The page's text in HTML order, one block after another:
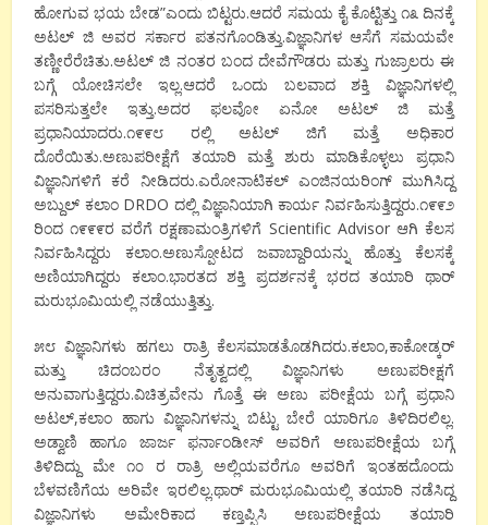
ಹೋಗುವ ಭಯ ಬೇಡ”ಎಂದು ಬಿಟ್ಟರು.ಆದರೆ ಸಮಯ ಕೈ ಕೊಟ್ಟಿತ್ತು ೧೩ ದಿನಕ್ಕೆ
ಅಟಲ್ ಜಿ ಅವರ ಸರ್ಕಾರ ಪತನಗೊಂಡಿತ್ತು.ವಿಜ್ಞಾನಿಗಳ ಆಸೆಗೆ ಸಮಯವೇ
ತಣ್ಣೀರೆರೆಚಿತು.ಅಟಲ್ ಜಿ ನಂತರ ಬಂದ ದೇವೆಗೌಡರು ಮತ್ತು ಗುಜ್ರಾಲರು ಈ
ಬಗ್ಗೆ ಯೋಚಿಸಲೇ ಇಲ್ಲ.ಆದರೆ ಒಂದು ಬಲವಾದ ಶಕ್ತಿ ವಿಜ್ಞಾನಿಗಳಲ್ಲಿ
ಪಸರಿಸುತ್ತಲೇ ಇತ್ತು.ಅದರ ಫಲವೋ ಏನೋ ಅಟಲ್ ಜಿ ಮತ್ತೆ
ಪ್ರಧಾನಿಯಾದರು.೧೯೯೮ ರಲ್ಲಿ ಅಟಲ್ ಜಿಗೆ ಮತ್ತೆ ಅಧಿಕಾರ
ದೊರೆಯಿತು.ಅಣುಪರೀಕ್ಷೆಗೆ ತಯಾರಿ ಮತ್ತೆ ಶುರು ಮಾಡಿಕೊಳ್ಳಲು ಪ್ರಧಾನಿ
ವಿಜ್ಞಾನಿಗಳಿಗೆ ಕರೆ ನೀಡಿದರು.ಎರೋನಾಟಿಕಲ್ ಎಂಜಿನಯರಿಂಗ್ ಮುಗಿಸಿದ್ದ
ಅಬ್ದುಲ್ ಕಲಾಂ DRDO ದಲ್ಲಿ ವಿಜ್ಞಾನಿಯಾಗಿ ಕಾರ್ಯ ನಿರ್ವಹಿಸುತ್ತಿದ್ದರು.೧೯೯೨
ರಿಂದ ೧೯೯೯ರ ವರೆಗೆ ರಕ್ಷಣಾಮಂತ್ರಿಗಳಿಗೆ Scientific Advisor ಆಗಿ ಕೆಲಸ
ನಿರ್ವಹಿಸಿದ್ದರು ಕಲಾಂ.ಅಣುಸ್ಪೋಟದ ಜವಾಬ್ದಾರಿಯನ್ನು ಹೊತ್ತು ಕೆಲಸಕ್ಕೆ
ಅಣಿಯಾಗಿದ್ದರು ಕಲಾಂ.ಭಾರತದ ಶಕ್ತಿ ಪ್ರದರ್ಶನಕ್ಕೆ ಭರದ ತಯಾರಿ ಥಾರ್
ಮರುಭೂಮಿಯಲ್ಲಿ ನಡೆಯುತ್ತಿತ್ತು.
೫೮ ವಿಜ್ಞಾನಿಗಳು ಹಗಲು ರಾತ್ರಿ ಕೆಲಸಮಾಡತೊಡಗಿದರು.ಕಲಾಂ,ಕಾಕೋಡ್ಕರ್
ಮತ್ತು ಚಿದಂಬರಂ ನೆತೃತ್ವದಲ್ಲಿ ವಿಜ್ಞಾನಿಗಳು ಅಣುಪರೀಕ್ಷಗೆ
ಅನುವಾಗುತ್ತಿದ್ದರು.ವಿಚಿತ್ರವೇನು ಗೊತ್ತೆ ಈ ಅಣು ಪರೀಕ್ಷೆಯ ಬಗ್ಗೆ ಪ್ರಧಾನಿ
ಅಟಲ್,ಕಲಾಂ ಹಾಗು ವಿಜ್ಞಾನಿಗಳನ್ನು ಬಿಟ್ಟು ಬೇರೆ ಯಾರಿಗೂ ತಿಳಿದಿರಲಿಲ್ಲ.
ಅಡ್ವಾಣಿ ಹಾಗೂ ಜಾರ್ಜ ಫರ್ನಾಂಡೀಸ್ ಅವರಿಗೆ ಅಣುಪರೀಕ್ಷೆಯ ಬಗ್ಗೆ
ತಿಳಿದಿದ್ದು ಮೇ ೧೦ ರ ರಾತ್ರಿ ಅಲ್ಲಿಯವರೆಗೂ ಅವರಿಗೆ ಇಂತಹದೊಂದು
ಬೆಳವಣಿಗೆಯ ಅರಿವೇ ಇರಲಿಲ್ಲ.ಥಾರ್ ಮರುಭೂಮಿಯಲ್ಲಿ ತಯಾರಿ ನಡೆಸಿದ್ದ
ವಿಜ್ಞಾನಿಗಳು ಅಮೇರಿಕಾದ ಕಣ್ತಪ್ಪಿಸಿ ಅಣುಪರೀಕ್ಷೆಯ ತಯಾರಿ